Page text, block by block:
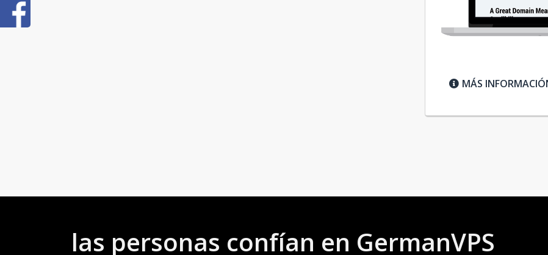
MÁS
las personas confían en GermanVPS